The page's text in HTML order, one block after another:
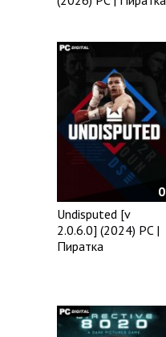
0
Undisputed [v
2.0.6.0] (2024) PC |
Пиратка